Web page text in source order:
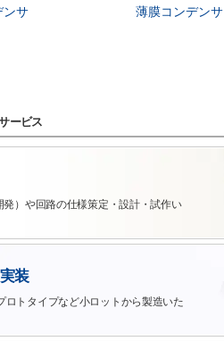
ンサ
薄膜コンデンサ
ービス
）や回路の仕様策定・設計・試作い
装
ロトタイプなど小ロットから製造いた